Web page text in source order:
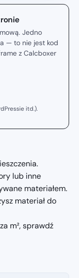
Jedno
— to nie jest kod
z Calcboxer
itd.).
lub inne
materiałem.
materiał do
m², sprawdź